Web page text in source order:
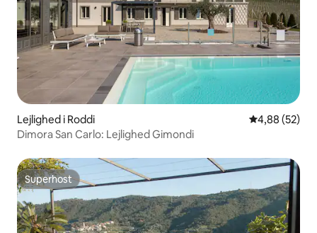
Lejlighed i Roddi 4,88 ud af 5 i
4,88 (52)
Dimora San Carlo: Lejlighed Gimondi
Superhost
Superhost